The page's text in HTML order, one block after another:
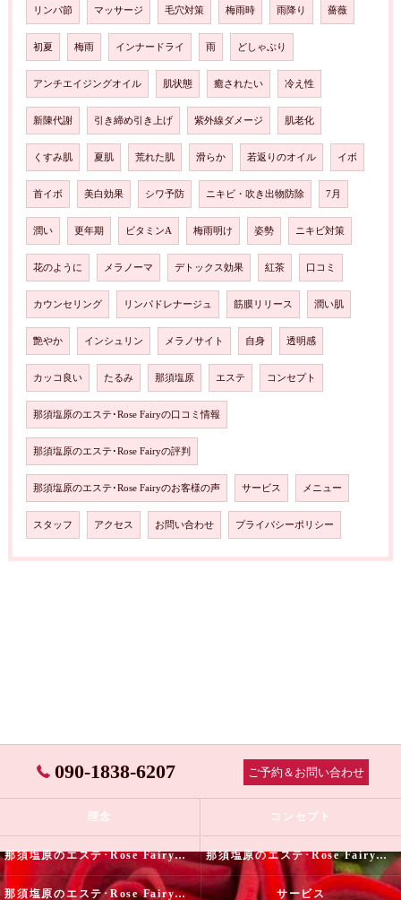
リンパ節 マッサージ 毛穴対策 梅雨時 雨降り 薔薇
初夏 梅雨 インナードライ 雨 どしゃぶり
アンチエイジングオイル 肌状態 癒されたい 冷え性
新陳代謝 引き締め引き上げ 紫外線ダメージ 肌老化
くすみ肌 夏肌 荒れた肌 滑らか 若返りのオイル イボ
首イボ 美白効果 シワ予防 ニキビ・吹き出物防除 7月
潤い 更年期 ビタミンA 梅雨明け 姿勢 ニキビ対策
花のように メラノーマ デトックス効果 紅茶 口コミ
カウンセリング リンパドレナージュ 筋膜リリース 潤い肌
艶やか インシュリン メラノサイト 自身 透明感
カッコ良い たるみ 那須塩原 エステ コンセプト
那須塩原のエステ･Rose Fairyの口コミ情報
那須塩原のエステ･Rose Fairyの評判
那須塩原のエステ･Rose Fairyのお客様の声 サービス メニュー
スタッフ アクセス お問い合わせ プライバシーポリシー
090-1838-6207 ご予約＆お問い合わせ
理念 コンセプト
那須塩原のエステ･Rose Fairyの口コミ情報 那須塩原のエステ･Rose Fairyの評判
那須塩原のエステ･Rose Fairyのお客様の声 サービス